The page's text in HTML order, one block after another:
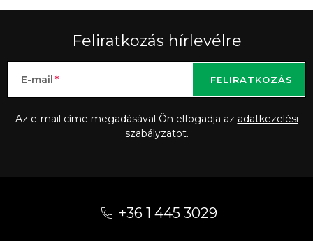
Feliratkozás hírlevélre
E-mail
Az e-mail címe megadásával Ön elfogadja az adatkezelési
szabályzatot.
FELIRATKOZÁS
+36 1 445 3029